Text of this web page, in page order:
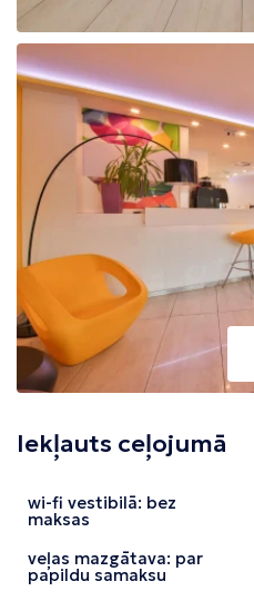
Iekļauts ceļojumā
wi-fi vestibilā: bez
maksas
veļas mazgātava: par
papildu samaksu